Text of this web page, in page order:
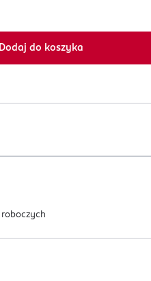
Dodaj do koszyka
roboczych